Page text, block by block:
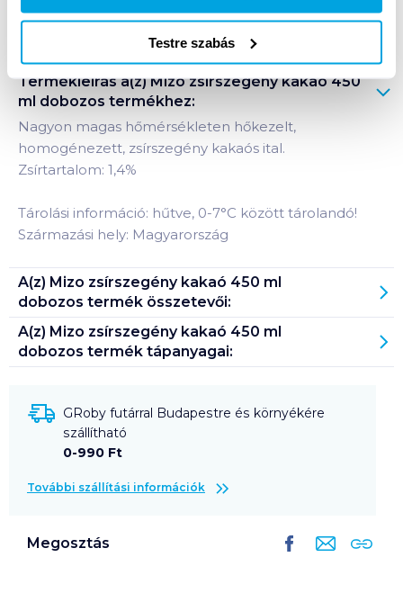
Testre szabás
Termékleírás a(z)Mizo zsírszegény kakaó 450
ml dobozos termékhez:
Nagyon magas hőmérsékleten hőkezelt,
homogénezett, zsírszegény kakaós ital.
Zsírtartalom: 1,4%
Tárolási információ: hűtve, 0-7°C között tárolandó!
Származási hely: Magyarország
A(z) Mizo zsírszegény kakaó 450 ml
dobozos termék összetevői:
A(z) Mizo zsírszegény kakaó 450 ml
dobozos termék tápanyagai:
GRoby futárral Budapestre és környékére
szállítható
0-990 Ft
További szállítási információk
Megosztás